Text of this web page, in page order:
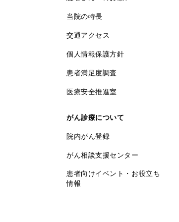
当院の特長
交通アクセス
個人情報保護方針
患者満足度調査
医療安全推進室
がん診療について
院内がん登録
がん相談支援センター
患者向けイベント・お役立ち
情報